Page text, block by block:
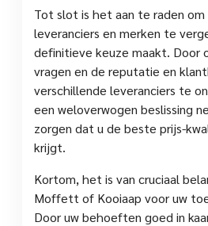
Tot slot is het aan te raden
leveranciers en merken te
definitieve keuze maakt. Door
vragen en de reputatie en
verschillende leveranciers te
een weloverwogen beslissing
zorgen dat u de beste prijs-
krijgt.
Kortom, het is van cruciaal
Moffett of Kooiaap voor uw
Door uw behoeften goed in